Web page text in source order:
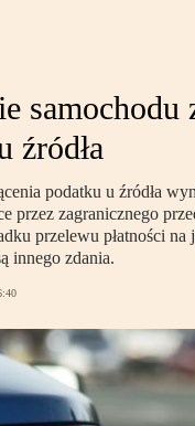
samochodu
źródła
podatku u źródła
przez zagranicznego
przelewu płatności na
innego zdania.